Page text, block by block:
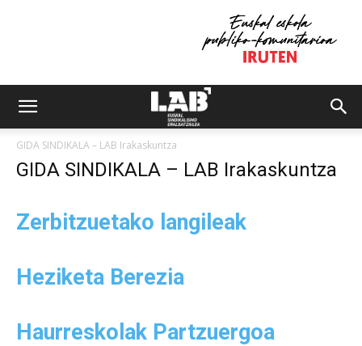
GIDA SINDIKALA – LAB Irakaskuntza
GIDA SINDIKALA – LAB Irakaskuntza
Zerbitzuetako langileak
Heziketa Berezia
Haurreskolak Partzuergoa